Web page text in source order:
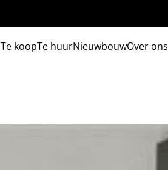
Te koopTe huurNieuwbouwOver ons